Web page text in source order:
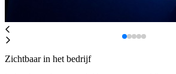
Zichtbaar in het bedrijf